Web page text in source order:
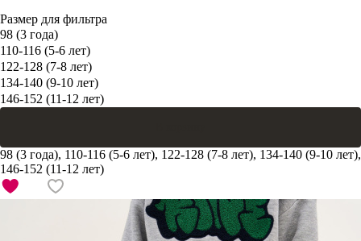
Размер для фильтра
98 (3 года)
110-116 (5-6 лет)
122-128 (7-8 лет)
134-140 (9-10 лет)
146-152 (11-12 лет)
98 (3 года), 110-116 (5-6 лет), 122-128 (7-8 лет), 134-140 (9-10 лет),
146-152 (11-12 лет)